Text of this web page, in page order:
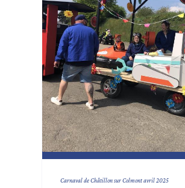
Carnaval de Châtillon sur Colmont avril 2025